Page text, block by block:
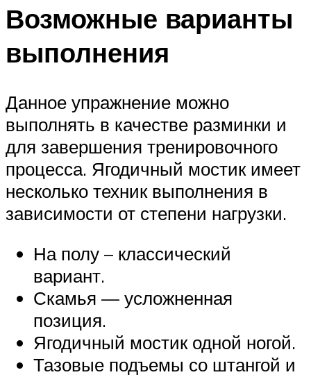
Возможные варианты
выполнения
Данное упражнение можно
выполнять в качестве разминки и
для завершения тренировочного
процесса. Ягодичный мостик имеет
несколько техник выполнения в
зависимости от степени нагрузки.
На полу – классический
вариант.
Скамья — усложненная
позиция.
Ягодичный мостик одной ногой.
Тазовые подъемы со штангой и